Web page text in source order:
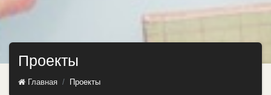
Проекты
Главная Проекты